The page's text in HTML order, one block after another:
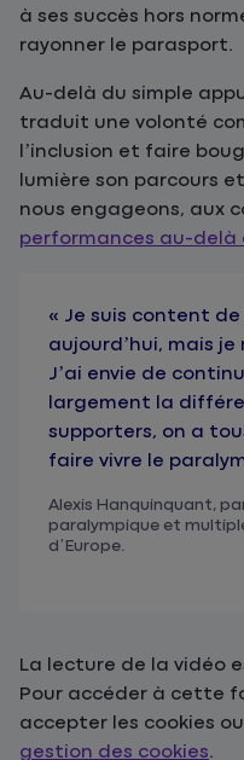
à ses succès hors
rayonner le parasport.
Au-delà du simple
traduit une volonté
l’inclusion et faire
lumière son parcours
nous engageons, aux
performances au-delà
« Je suis content
aujourd’hui, mais je
J’ai envie de
largement la
supporters, on a
faire vivre le
Alexis Hanquinquant,
paralympique et
d’Europe.
La lecture de la vidéo
Pour accéder à cette
accepter les cookies
gestion des cookies.